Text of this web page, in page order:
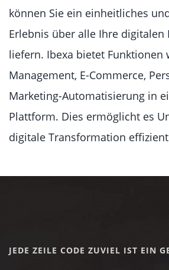
können Sie ein einheitliches
Erlebnis über alle Ihre digitalen
liefern. Ibexa bietet Funktionen
Management, E-Commerce,
Marketing-Automatisierung in
Plattform. Dies ermöglicht es
digitale Transformation
JEDE ZEILE CODE ZUVIEL IST EIN